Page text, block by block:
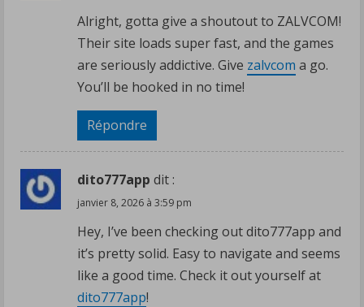
Alright, gotta give a shoutout to ZALVCOM!
Their site loads super fast, and the games
are seriously addictive. Give zalvcom a go.
You’ll be hooked in no time!
Répondre
dito777app dit :
janvier 8, 2026 à 3:59 pm
Hey, I’ve been checking out dito777app and
it’s pretty solid. Easy to navigate and seems
like a good time. Check it out yourself at
dito777app!